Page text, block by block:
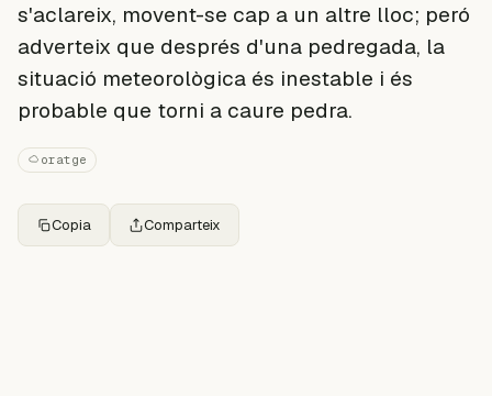
s'aclareix, movent-se cap a un altre lloc; peró
adverteix que després d'una pedregada, la
situació meteorològica és inestable i és
probable que torni a caure pedra.
oratge
Copia Comparteix